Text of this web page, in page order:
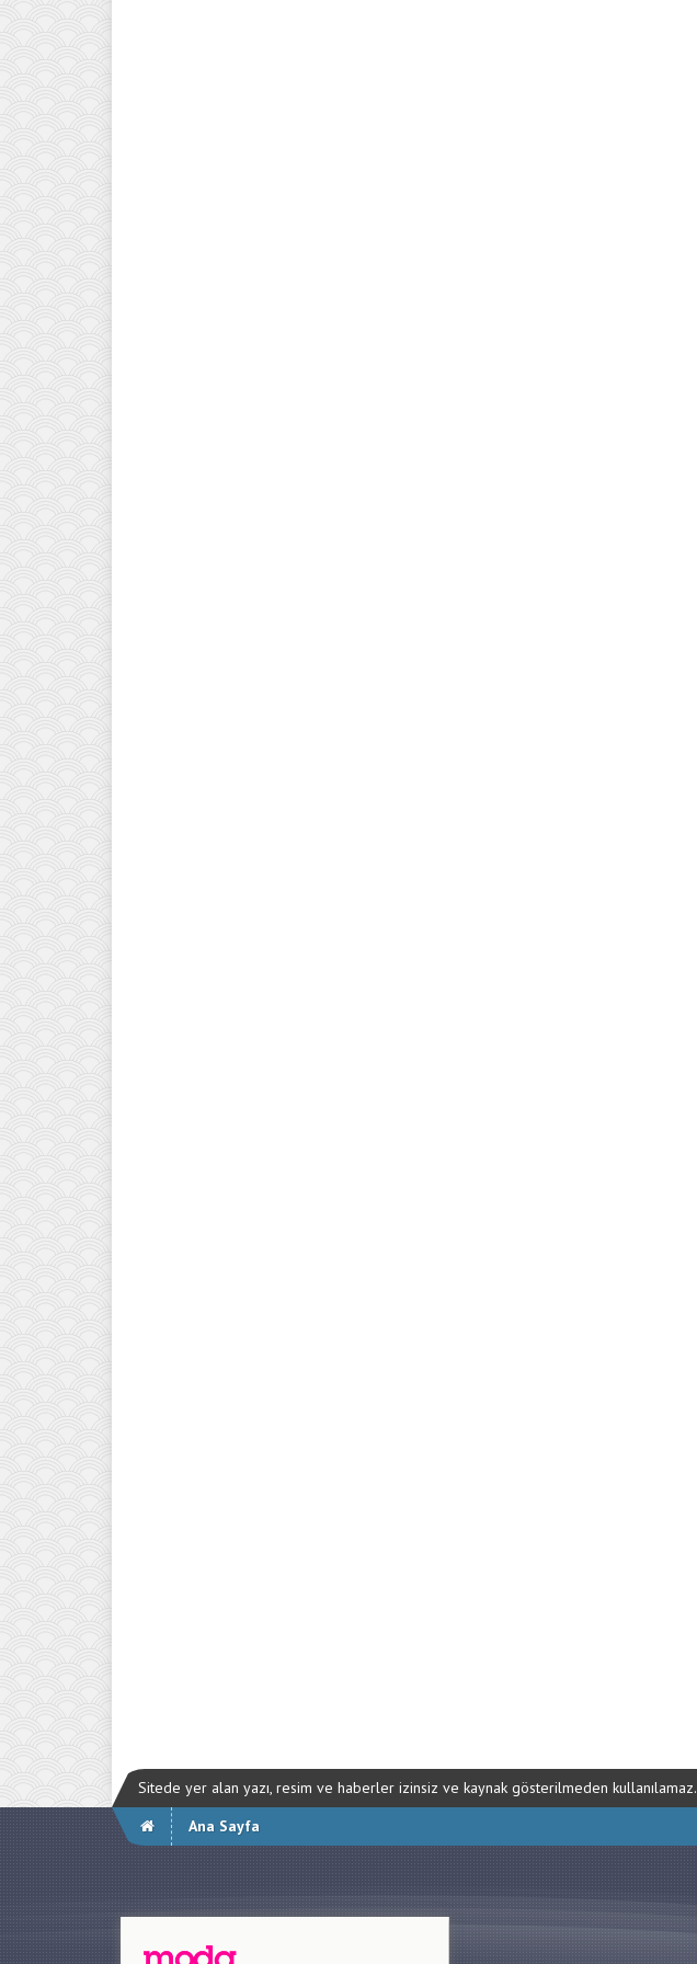
Sitede yer alan yazı, resim ve haberler izinsiz ve kaynak gösterilmeden kullanılamaz.
Ana Sayfa